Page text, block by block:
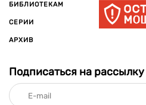
БИБЛИОТЕКАМ
СЕРИИ
АРХИВ
Подписаться на рассылку